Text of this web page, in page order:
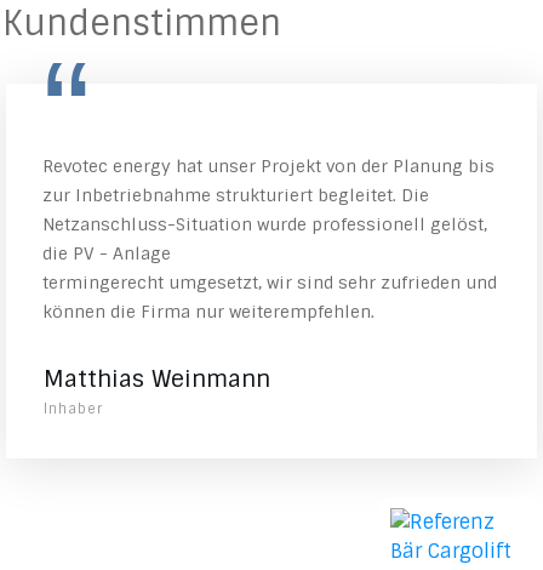
Kundenstimmen
“
Revotec energy hat unser Projekt von der Planung bis
zur Inbetriebnahme strukturiert begleitet. Die
Netzanschluss-Situation wurde professionell gelöst,
die PV - Anlage
termingerecht umgesetzt, wir sind sehr zufrieden und
können die Firma nur weiterempfehlen.
Matthias Weinmann
Inhaber